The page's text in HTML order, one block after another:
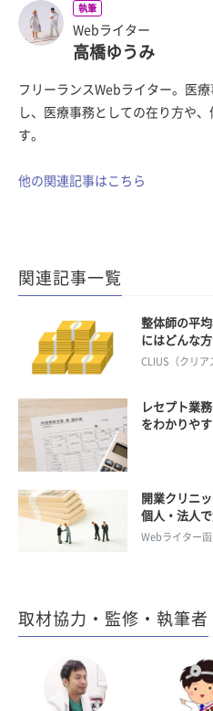
執筆
Webライター
高橋ゆうみ
フリーランスWebライター。医
し、医療事務としての在り方や
す。
他の関連記事はこちら
関連記事一覧
整体師の平
にはどんな
CLIUS（クリア
レセプト業
をわかりや
開業クリニ
個人・法人
Webライター函
取材協力・監修・執筆者